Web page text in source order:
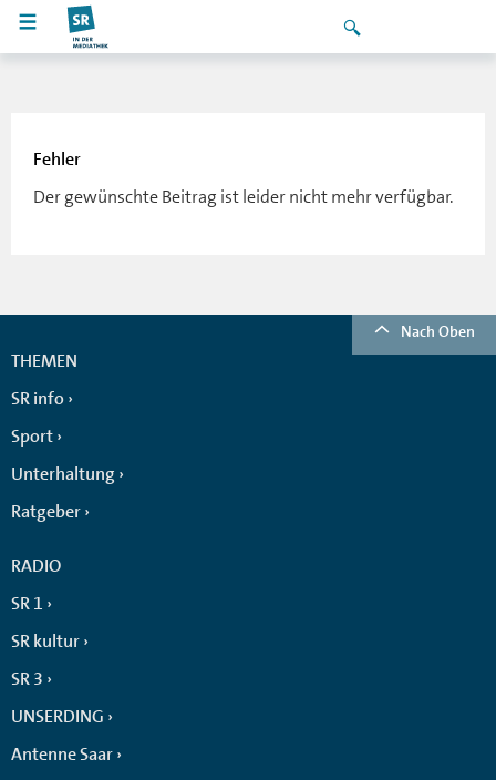
Fehler
Der gewünschte Beitrag ist leider nicht mehr verfügbar.
Nach Oben
THEMEN
SR info
Sport
Unterhaltung
Ratgeber
RADIO
SR 1
SR kultur
SR 3
UNSERDING
Antenne Saar